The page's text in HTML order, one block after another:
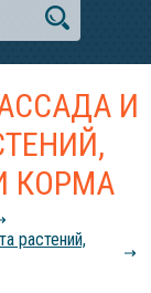
И
КОРМА
растений,